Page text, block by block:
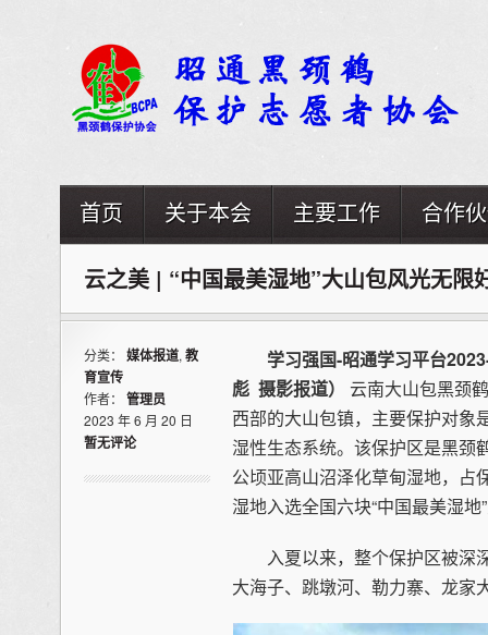
首页 关于本会 主要工作 合作
云之美 | “中国最美湿地”大山包风光无限
分类： 媒体报道, 教
育宣传
作者： 管理员
2023 年 6 月 20 日
暂无评论
学习强国-昭通学习平台
彪 摄影报道）
云南大山包黑颈
西部的大山包镇，主要保护对象
湿性生态系统。该保护区是黑颈
公顷亚高山沼泽化草甸湿地，占
湿地入选全国六块“中国最美湿地
入夏以来，整个保护区被深
大海子、跳墩河、勒力寨、龙家